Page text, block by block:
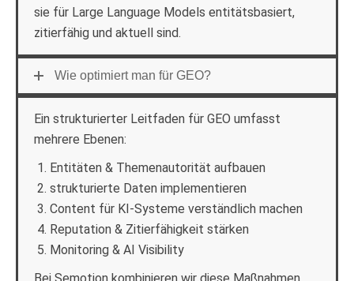
sie für Large Language Models entitätsbasiert,
zitierfähig und aktuell sind.
Wie optimiert man für GEO?
Ein strukturierter Leitfaden für GEO umfasst
mehrere Ebenen:
Entitäten & Themenautorität aufbauen
strukturierte Daten implementieren
Content für KI-Systeme verständlich machen
Reputation & Zitierfähigkeit stärken
Monitoring & AI Visibility